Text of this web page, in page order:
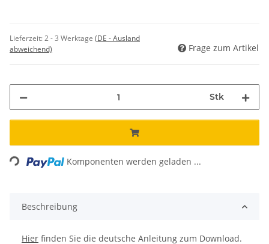
Lieferzeit:2 - 3 Werktage (DE - Ausland
abweichend)
Frage zum Artikel
Stk
Loading... Komponenten werden geladen ...
Beschreibung
Hier finden Sie die deutsche Anleitung zum Download.